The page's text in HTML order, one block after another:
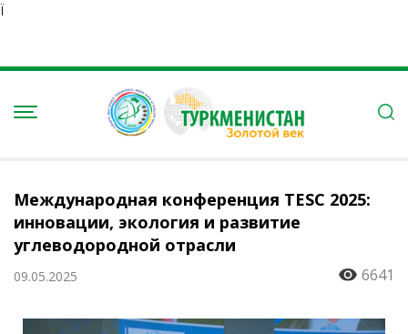
Ï
Международная конференция TESC 2025:
инновации, экология и развитие
углеводородной отрасли
09.05.2025 6641